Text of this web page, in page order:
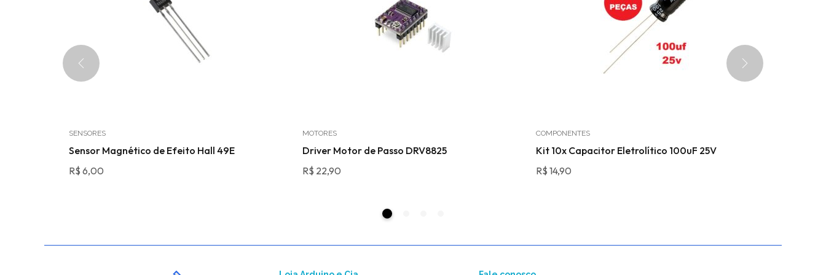
SENSORES
Sensor Magnético de Efeito Hall 49E
R$ 6,00
MOTORES
Driver Motor de Passo DRV8825
R$ 22,90
COMPONENTES
Kit 10x Capacitor Eletrolítico 100uF 25V
R$ 14,90